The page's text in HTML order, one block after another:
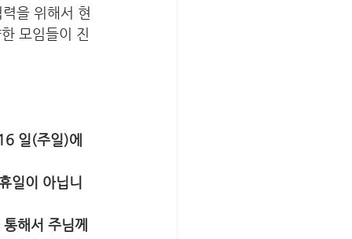
을 위해서 현
모임들이 진
일(주일)에
통해서 주님께